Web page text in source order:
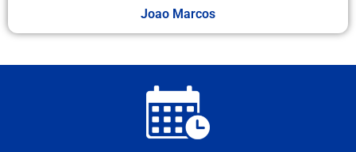
Joao Marcos